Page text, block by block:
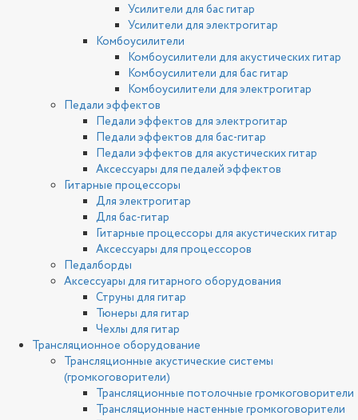
Усилители для бас гитар
Усилители для электрогитар
Комбоусилители
Комбоусилители для акустических гитар
Комбоусилители для бас гитар
Комбоусилители для электрогитар
Педали эффектов
Педали эффектов для электрогитар
Педали эффектов для бас-гитар
Педали эффектов для акустических гитар
Аксессуары для педалей эффектов
Гитарные процессоры
Для электрогитар
Для бас-гитар
Гитарные процессоры для акустических гитар
Аксессуары для процессоров
Педалборды
Аксессуары для гитарного оборудования
Струны для гитар
Тюнеры для гитар
Чехлы для гитар
Трансляционное оборудование
Трансляционные акустические системы
(громкоговорители)
Трансляционные потолочные громкоговорители
Трансляционные настенные громкоговорители